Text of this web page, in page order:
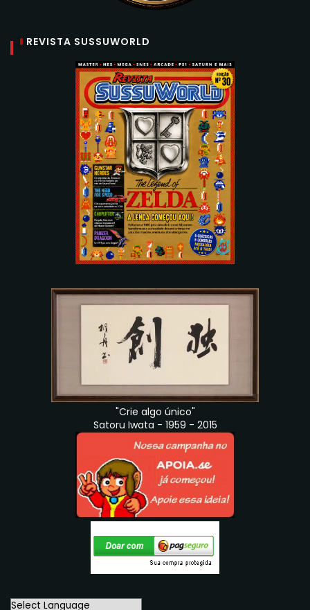
REVISTA SUSSUWORLD
"Crie algo único"
Satoru Iwata - 1959 - 2015